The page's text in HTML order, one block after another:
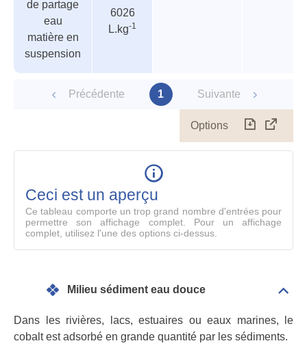
paramètres
de partage
eau
matière en
suspension
6026
L.kg-1
Précédente 1 Suivante
Options
le
Ceci est un aperçu
Ce tableau comporte un trop grand nombre d'entrées pour
permettre son affichage complet. Pour un affichage
complet, utilisez l'une des options ci-dessus.
Milieu sédiment eau douce
Dans les rivières, lacs, estuaires ou eaux marines, le
cobalt est adsorbé en grande quantité par les sédiments.